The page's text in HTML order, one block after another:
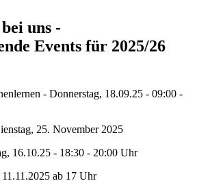
uns -
Events für 2025/26
- Donnerstag, 18.09.25 - 09:00 -
25. November 2025
16.10.25 - 18:30 - 20:00 Uhr
ab 17 Uhr